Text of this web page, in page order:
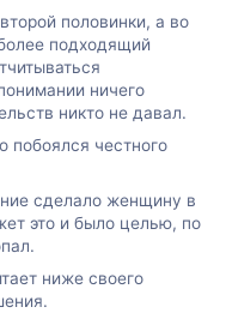
половинки, а во
подходящий
ничего
никто не давал.
побоялся честного
сделало женщину в
это и было целью, по
ниже своего